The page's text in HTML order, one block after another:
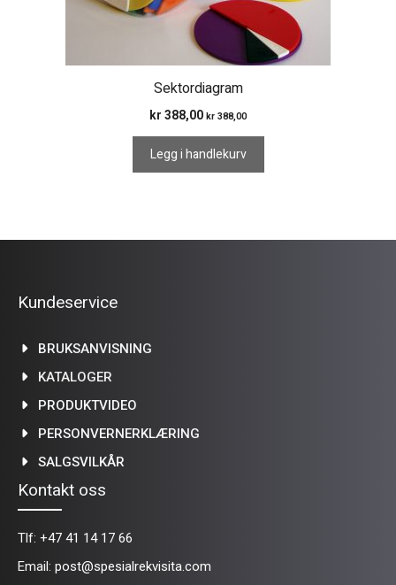
Sektordiagram
kr 388,00 kr 388,00
Legg i handlekurv
Kundeservice
BRUKSANVISNING
KATALOGER
PRODUKTVIDEO
PERSONVERNERKLÆRING
SALGSVILKÅR
Kontakt oss
Tlf: +47 41 14 17 66
Email: post@spesialrekvisita.com